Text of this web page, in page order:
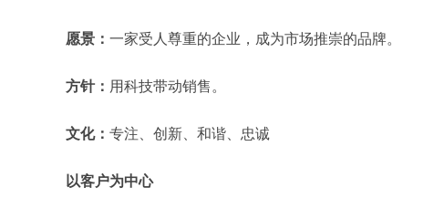
愿景： 一家受人尊重的企业，成为市场推崇的品牌。
方针： 用科技带动销售。
文化： 专注、创新、和谐、忠诚
以客户为中心